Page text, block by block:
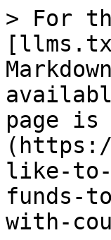
> For
page is
like-to-
funds-
with-